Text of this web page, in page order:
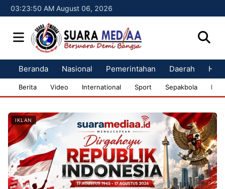
03:23:51 AM August 06, 2026
Beranda Nasional Pemerintahan Daerah
Berita Video International Sport Sepakbola
IKLAN